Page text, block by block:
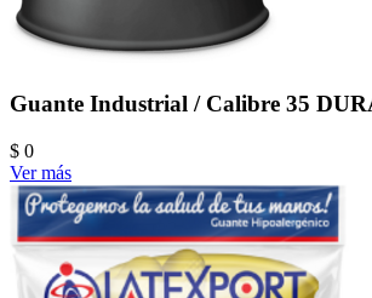
Guante Industrial / Calibre 35
$ 0
Ver más